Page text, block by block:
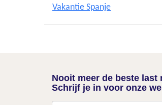
Vakantie Spanje
Nooit meer de beste
Schrijf je in voor onze